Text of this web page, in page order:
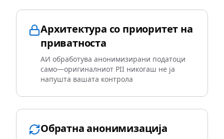
Архитектура со приоритет на
приватноста
АИ обработува анонимизирани податоци
само—оригиналниот PII никогаш не ја
напушта вашата контрола
Обратна анонимизација